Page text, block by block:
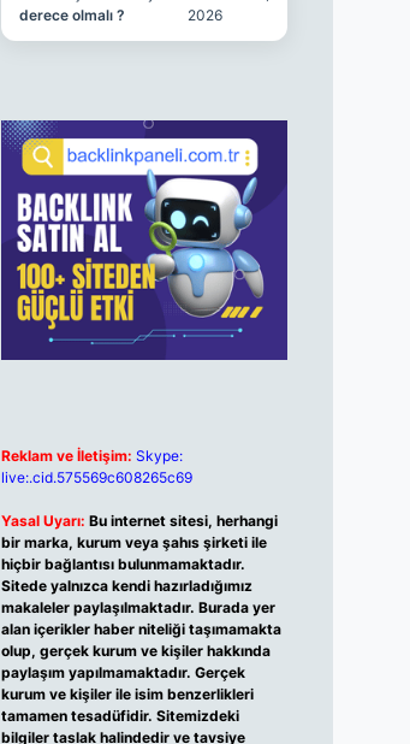
derece olmalı ?
2026
Reklam ve İletişim: Skype:
live:.cid.575569c608265c69
Yasal Uyarı: Bu internet sitesi, herhangi
bir marka, kurum veya şahıs şirketi ile
hiçbir bağlantısı bulunmamaktadır.
Sitede yalnızca kendi hazırladığımız
makaleler paylaşılmaktadır. Burada yer
alan içerikler haber niteliği taşımamakta
olup, gerçek kurum ve kişiler hakkında
paylaşım yapılmamaktadır. Gerçek
kurum ve kişiler ile isim benzerlikleri
tamamen tesadüfidir. Sitemizdeki
bilgiler taslak halindedir ve tavsiye